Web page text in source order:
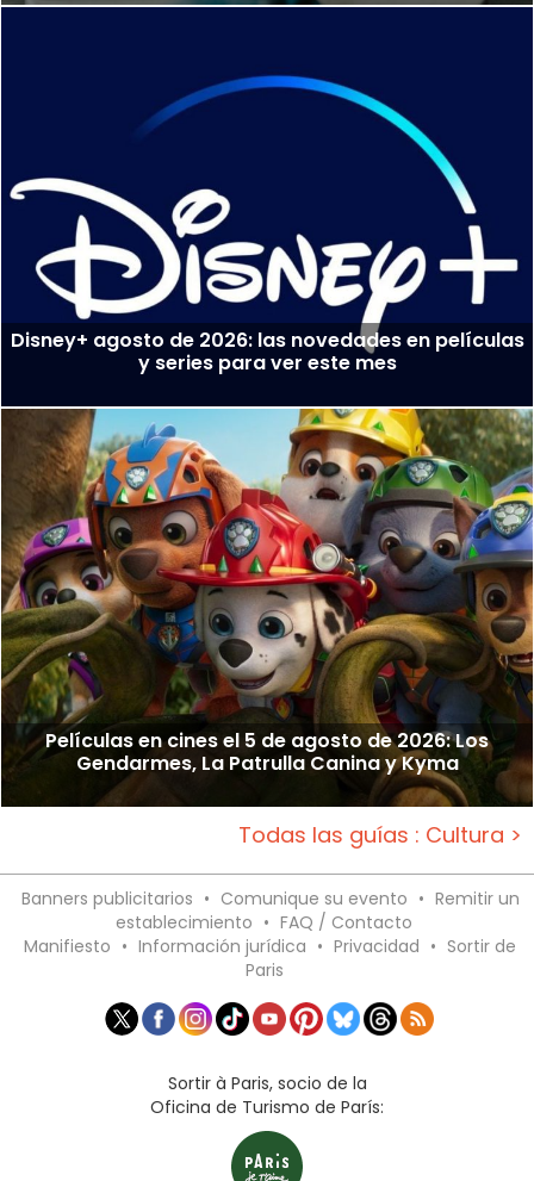
Disney+ agosto de 2026: las novedades en películas
y series para ver este mes
Películas en cines el 5 de agosto de 2026: Los
Gendarmes, La Patrulla Canina y Kyma
Todas las guías : Cultura >
Banners publicitarios • Comunique su evento • Remitir un
establecimiento • FAQ / Contacto
Manifiesto • Información jurídica • Privacidad • Sortir de
Paris
Sortir à Paris, socio de la
Oficina de Turismo de París: